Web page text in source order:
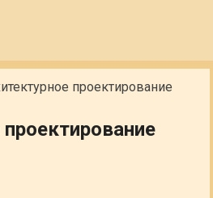
проектирование